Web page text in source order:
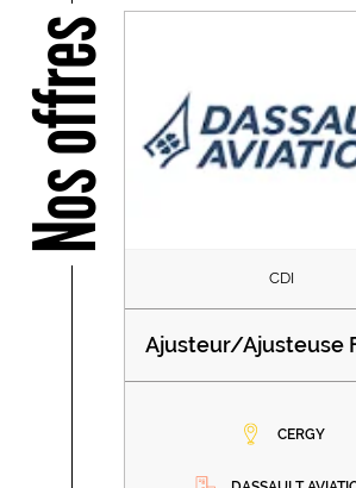
Nos offres
CDI
Ajusteur/Ajusteuse
CERGY